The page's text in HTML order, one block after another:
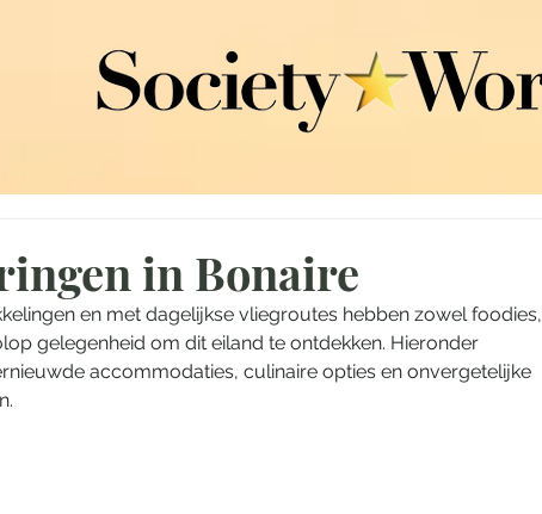
in Bonaire
en met dagelijkse vliegroutes hebben zowel foodies,
gelegenheid om dit eiland te ontdekken. Hieronder
accommodaties, culinaire opties en onvergetelijke